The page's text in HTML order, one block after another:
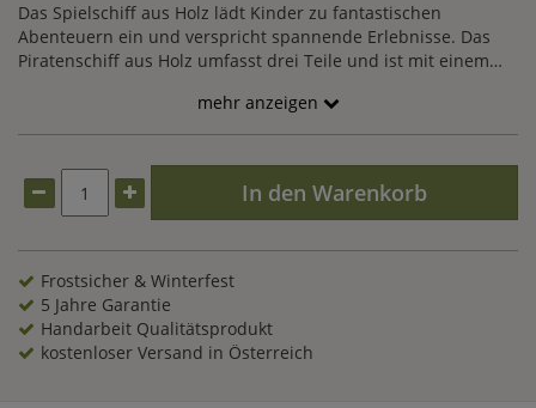
Das Spielschiff aus Holz lädt Kinder zu fantastischen
Abenteuern ein und verspricht spannende Erlebnisse. Das
Piratenschiff aus Holz umfasst drei Teile und ist mit einem
und einem Kletternetz ausgestattet. In der Mitte befindet sich
ein Turm mit Ausguck. Das Schiff wird von Die Holzidee
Gern erstellen wir ein Angebot für Ihren Spielplatz.
mehr anzeigen
In den Warenkorb
Frostsicher & Winterfest
5 Jahre Garantie
Handarbeit Qualitätsprodukt
kostenloser Versand in Österreich